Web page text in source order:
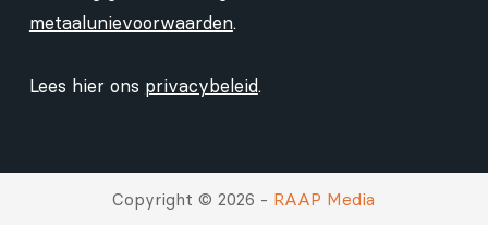
metaalunievoorwaarden.
Lees hier ons privacybeleid.
Copyright © 2026 - RAAP Media